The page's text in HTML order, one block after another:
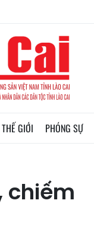
THẾ GIỚI PHÓNG SỰ
chiếm